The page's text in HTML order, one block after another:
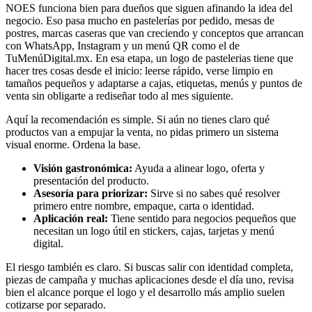
NOES funciona bien para dueños que siguen afinando la idea del
negocio. Eso pasa mucho en pastelerías por pedido, mesas de
postres, marcas caseras que van creciendo y conceptos que arrancan
con WhatsApp, Instagram y un menú QR como el de
TuMenúDigital.mx. En esa etapa, un logo de pastelerias tiene que
hacer tres cosas desde el inicio: leerse rápido, verse limpio en
tamaños pequeños y adaptarse a cajas, etiquetas, menús y puntos de
venta sin obligarte a rediseñar todo al mes siguiente.
Aquí la recomendación es simple. Si aún no tienes claro qué
productos van a empujar la venta, no pidas primero un sistema
visual enorme. Ordena la base.
Visión gastronómica: Ayuda a alinear logo, oferta y
presentación del producto.
Asesoría para priorizar: Sirve si no sabes qué resolver
primero entre nombre, empaque, carta o identidad.
Aplicación real: Tiene sentido para negocios pequeños que
necesitan un logo útil en stickers, cajas, tarjetas y menú
digital.
El riesgo también es claro. Si buscas salir con identidad completa,
piezas de campaña y muchas aplicaciones desde el día uno, revisa
bien el alcance porque el logo y el desarrollo más amplio suelen
cotizarse por separado.